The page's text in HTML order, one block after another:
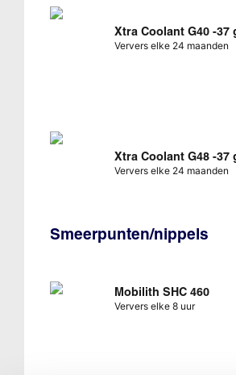
Xtra Coolant G40 -37
Ververs elke 24 maanden
Xtra Coolant G48 -37
Ververs elke 24 maanden
Smeerpunten/nippels
Mobilith SHC 460
Ververs elke 8 uur